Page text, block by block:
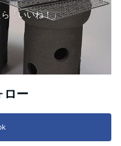
「いいね！」
ロー